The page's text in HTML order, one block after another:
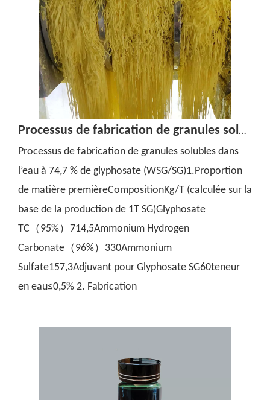
Processus de fabrication de granules solubles dans l'eau à 74,7 % de glyphosate (WSG/SG)
Processus de fabrication de granules solubles dans
l’eau à 74,7 % de glyphosate (WSG/SG)1.Proportion
de matière premièreCompositionKg/T (calculée sur la
base de la production de 1T SG)Glyphosate
TC（95%）714,5Ammonium Hydrogen
Carbonate（96%）330Ammonium
Sulfate157,3Adjuvant pour Glyphosate SG60teneur
en eau≤0,5% 2. Fabrication